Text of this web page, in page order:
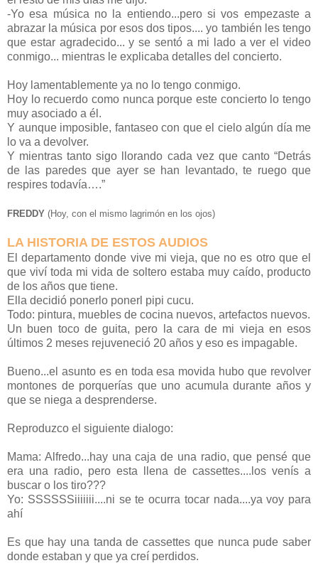
-Yo esa música no la entiendo...pero si vos empezaste a
abrazar la música por esos dos tipos.... yo también les tengo
que estar agradecido... y se sentó a mi lado a ver el video
conmigo... mientras le explicaba detalles del concierto.
Hoy lamentablemente ya no lo tengo conmigo.
Hoy lo recuerdo como nunca porque este concierto lo tengo
muy asociado a él.
Y aunque imposible, fantaseo con que el cielo algún día me
lo va a devolver.
Y mientras tanto sigo llorando cada vez que canto “Detrás
de las paredes que ayer se han levantado, te ruego que
respires todavía….”
FREDDY (Hoy, con el mismo lagrimón en los ojos)
LA HISTORIA DE ESTOS AUDIOS
El departamento donde vive mi vieja, que no es otro que el
que viví toda mi vida de soltero estaba muy caído, producto
de los años que tiene.
Ella decidió ponerlo ponerl pipi cucu.
Todo: pintura, muebles de cocina nuevos, artefactos nuevos.
Un buen toco de guita, pero la cara de mi vieja en esos
últimos 2 meses rejuveneció 20 años y eso es impagable.
Bueno...el asunto es en toda esa movida hubo que revolver
montones de porquerías que uno acumula durante años y
que se niega a desprenderse.
Reproduzco el siguiente dialogo:
Mama: Alfredo...hay una caja de una radio, que pensé que
era una radio, pero esta llena de cassettes....los venís a
buscar o los tiro???
Yo: SSSSSSiiiiiii....ni se te ocurra tocar nada....ya voy para
ahí
Es que hay una tanda de cassettes que nunca pude saber
donde estaban y que ya creí perdidos.